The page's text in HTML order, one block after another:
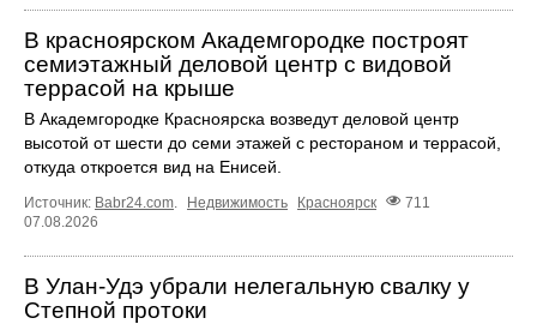
В красноярском Академгородке построят
семиэтажный деловой центр с видовой
террасой на крыше
В Академгородке Красноярска возведут деловой центр
высотой от шести до семи этажей с рестораном и террасой,
откуда откроется вид на Енисей.
Источник: Babr24.com Недвижимость Красноярск
711
07.08.2026
В Улан-Удэ убрали нелегальную свалку у
Степной протоки